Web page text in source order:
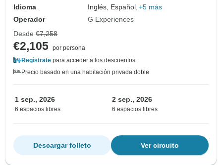
Idioma
Inglés, Español, +5 más
Operador
G Experiences
Desde €7,258
€2,105 por persona
Regístrate para acceder a los descuentos
Precio basado en una habitación privada doble
1 sep., 2026
6 espacios libres
2 sep., 2026
6 espacios libres
Ver circuito
Descargar folleto